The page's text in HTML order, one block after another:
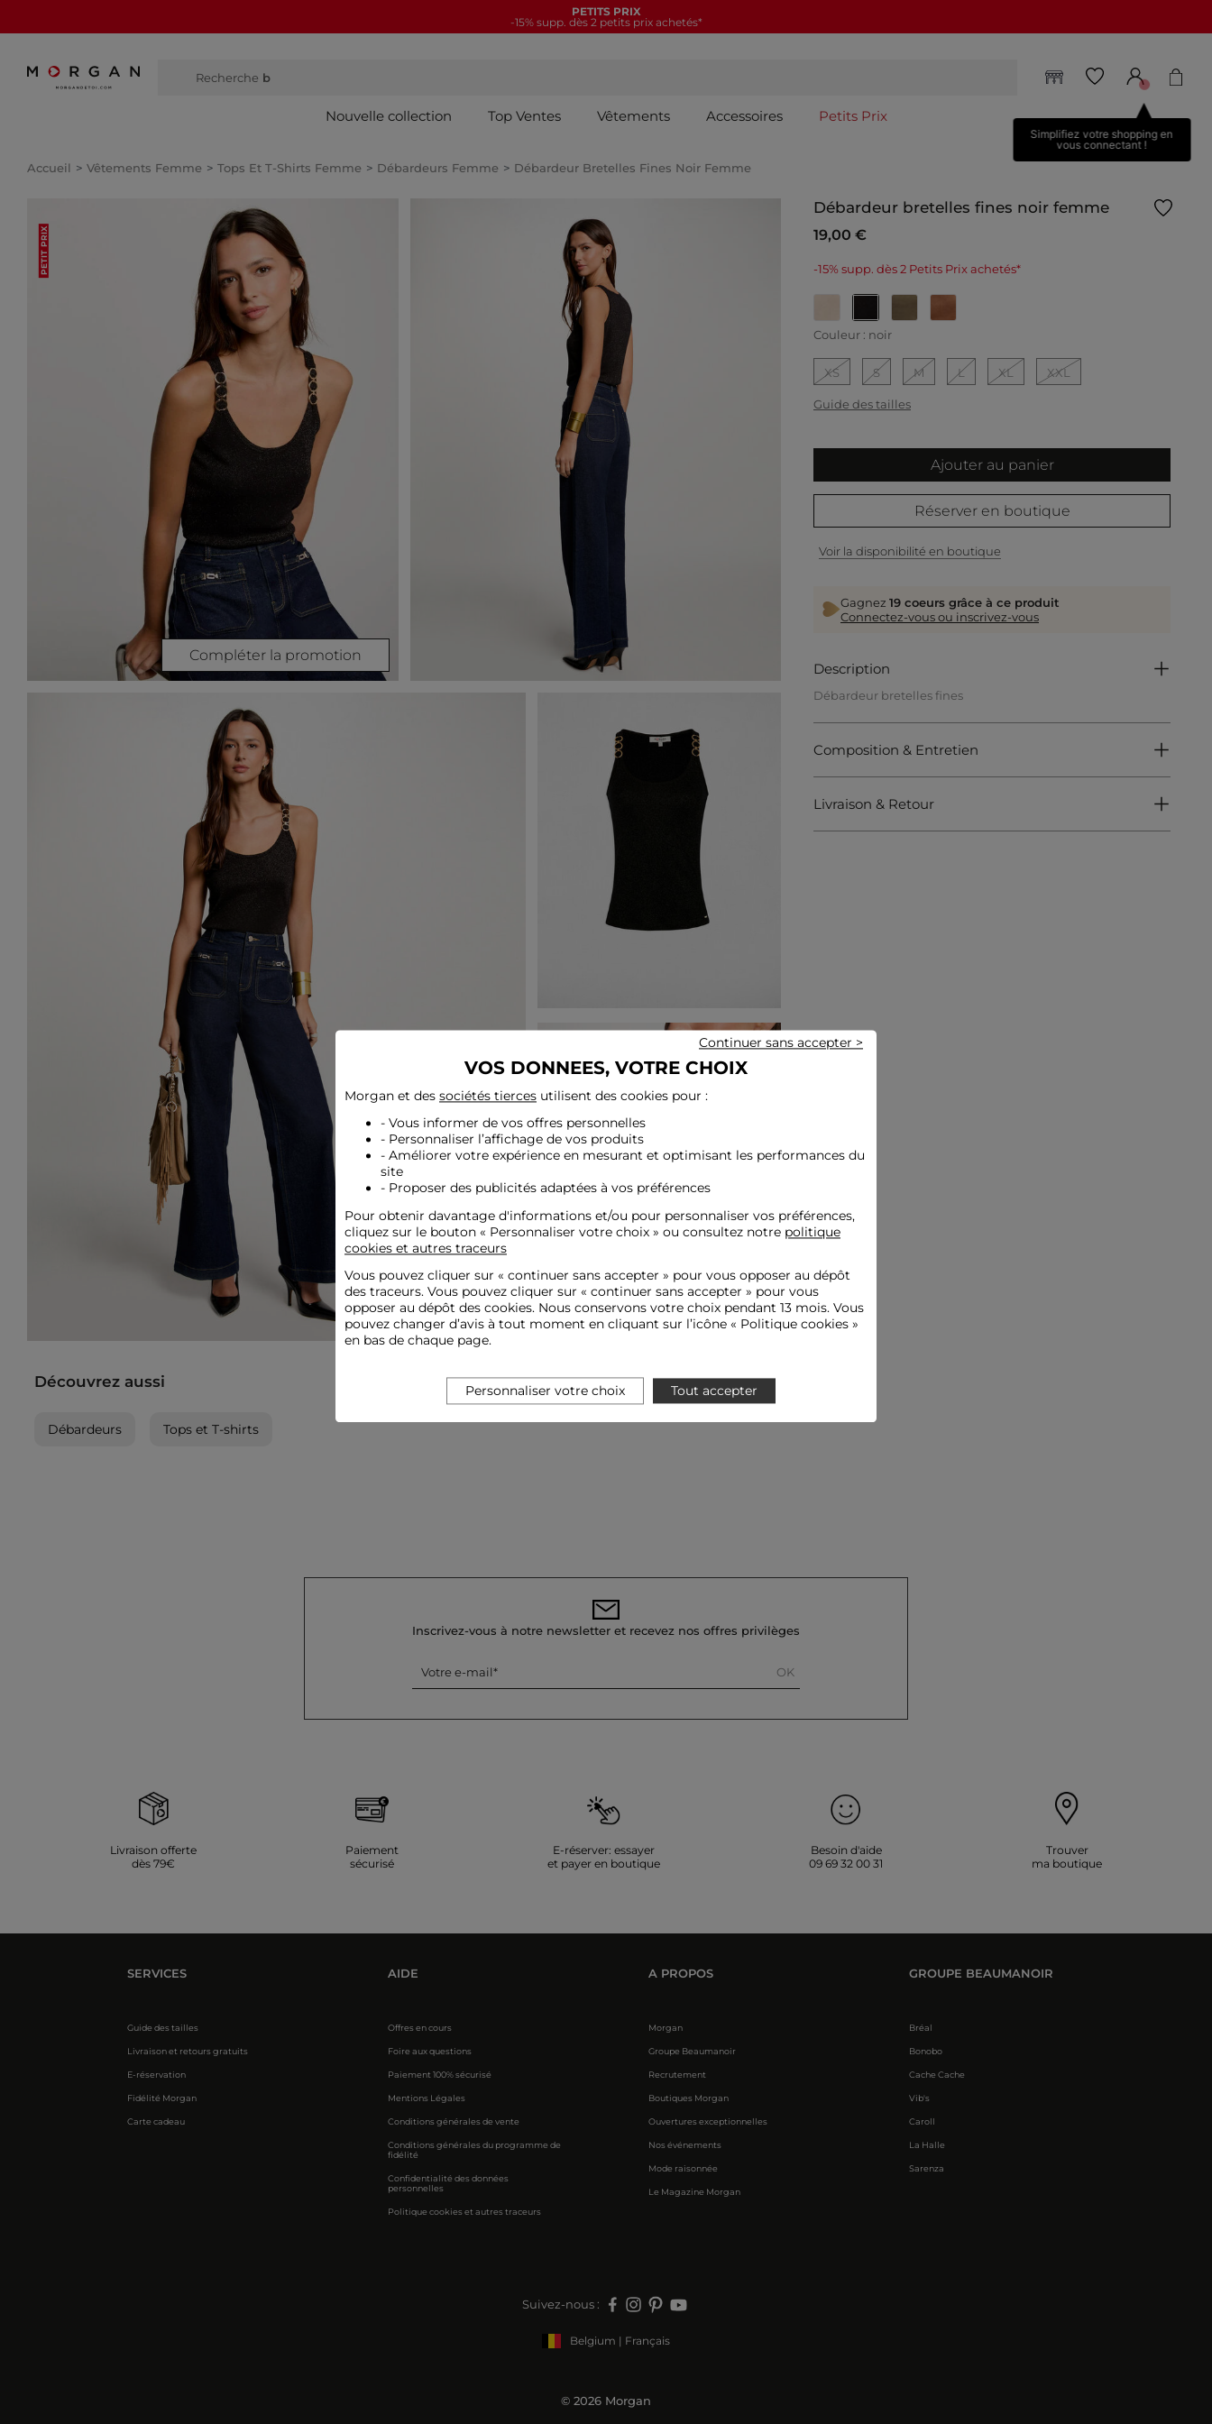
PETITS PRIX
-15% supp. dès 2 petits prix achetés*
Recherche bottes
Simplifiez votre shopping en
vous connectant !
Nouvelle collection Top Ventes Vêtements Accessoires Petits Prix
Accueil Vêtements Femme Tops Et T-Shirts Femme Débardeurs Femme Débardeur Bretelles Fines Noir Femme
Compléter la promotion
PETIT PRIX
Débardeur bretelles fines noir femme
19,00 €
-15% supp. dès 2 Petits Prix achetés*
selected
Couleur : noir
XS S M L XL XXL
Guide des tailles
Ajouter au panier
Réserver en boutique
Voir la disponibilité en boutique
Gagnez 19 coeurs grâce à ce produit
Connectez-vous ou inscrivez-vous
Description
Débardeur bretelles fines
Col rond
Ornements métalliques aux bretelles
Composition & Entretien
Livraison & Retour
Découvrez aussi
Débardeurs Tops et T-shirts
Inscrivez-vous à notre newsletter et recevez nos offres privilèges
Votre e-mail OK
Livraison offerte
dès 79€
Paiement
sécurisé
E-réserver: essayer
et payer en boutique
Besoin d'aide
09 69 32 00 31
Trouver
ma boutique
SERVICES
Guide des tailles
Livraison et retours gratuits
E-réservation
Fidélité Morgan
Carte cadeau
AIDE
Offres en cours
Foire aux questions
Paiement 100% sécurisé
Mentions Légales
Conditions générales de vente
Conditions générales du programme de
fidélité
Confidentialité des données
personnelles
Politique cookies et autres traceurs
A PROPOS
Morgan
Groupe Beaumanoir
Recrutement
Boutiques Morgan
Ouvertures exceptionnelles
Nos événements
Mode raisonnée
Le Magazine Morgan
GROUPE BEAUMANOIR
Bréal
Bonobo
Cache Cache
Vib's
Caroll
La Halle
Sarenza
Suivez-nous :
Belgium | Français
© 2026 Morgan
VOS DONNEES, VOTRE CHOIX
Morgan et des sociétés tierces utilisent des cookies pour :
- Vous informer de vos offres personnelles
- Personnaliser l’affichage de vos produits
- Améliorer votre expérience en mesurant et optimisant les performances du
site
- Proposer des publicités adaptées à vos préférences
Pour obtenir davantage d'informations et/ou pour personnaliser vos préférences,
cliquez sur le bouton « Personnaliser votre choix » ou consultez notre politique
cookies et autres traceurs
Vous pouvez cliquer sur « continuer sans accepter » pour vous opposer au dépôt
des traceurs. Vous pouvez cliquer sur « continuer sans accepter » pour vous
opposer au dépôt des cookies. Nous conservons votre choix pendant 13 mois. Vous
pouvez changer d’avis à tout moment en cliquant sur l’icône « Politique cookies »
en bas de chaque page.
Personnaliser votre choix
Continuer sans accepter >
Tout accepter